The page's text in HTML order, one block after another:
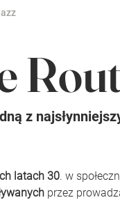
z
latach 30. w
przez